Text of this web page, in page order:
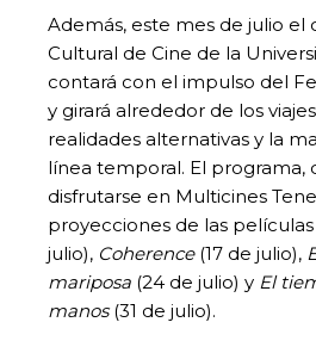
Además, este mes de julio el
Cultural de Cine de la
contará con el impulso del
y girará alrededor de los
realidades alternativas y la
línea temporal. El programa,
disfrutarse en Multicines
proyecciones de las películas
julio), Coherence(17 de julio),
mariposa (24 de julio) y El
manos(31 de julio).